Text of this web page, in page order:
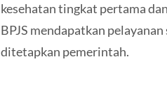
kesehatan tingkat pertama
BPJS mendapatkan
ditetapkan pemerintah.